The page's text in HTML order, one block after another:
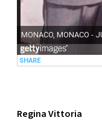
Regina Vittoria